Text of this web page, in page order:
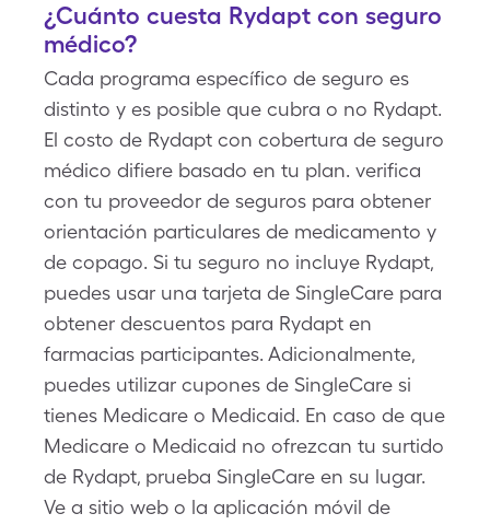
¿Cuánto cuesta Rydapt con seguro
médico?
Cada programa específico de seguro es
distinto y es posible que cubra o no Rydapt.
El costo de Rydapt con cobertura de seguro
médico difiere basado en tu plan. verifica
con tu proveedor de seguros para obtener
orientación particulares de medicamento y
de copago. Si tu seguro no incluye Rydapt,
puedes usar una tarjeta de SingleCare para
obtener descuentos para Rydapt en
farmacias participantes. Adicionalmente,
puedes utilizar cupones de SingleCare si
tienes Medicare o Medicaid. En caso de que
Medicare o Medicaid no ofrezcan tu surtido
de Rydapt, prueba SingleCare en su lugar.
Ve a sitio web o la aplicación móvil de